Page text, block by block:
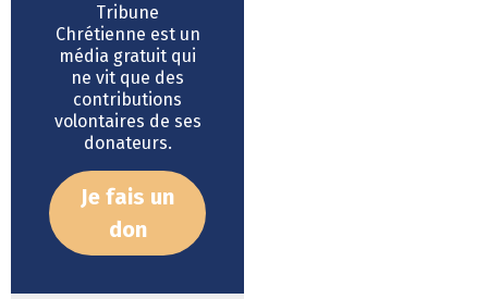
Tribune
Chrétienne est un
média gratuit qui
ne vit que des
contributions
volontaires de ses
donateurs.
Je fais un
don